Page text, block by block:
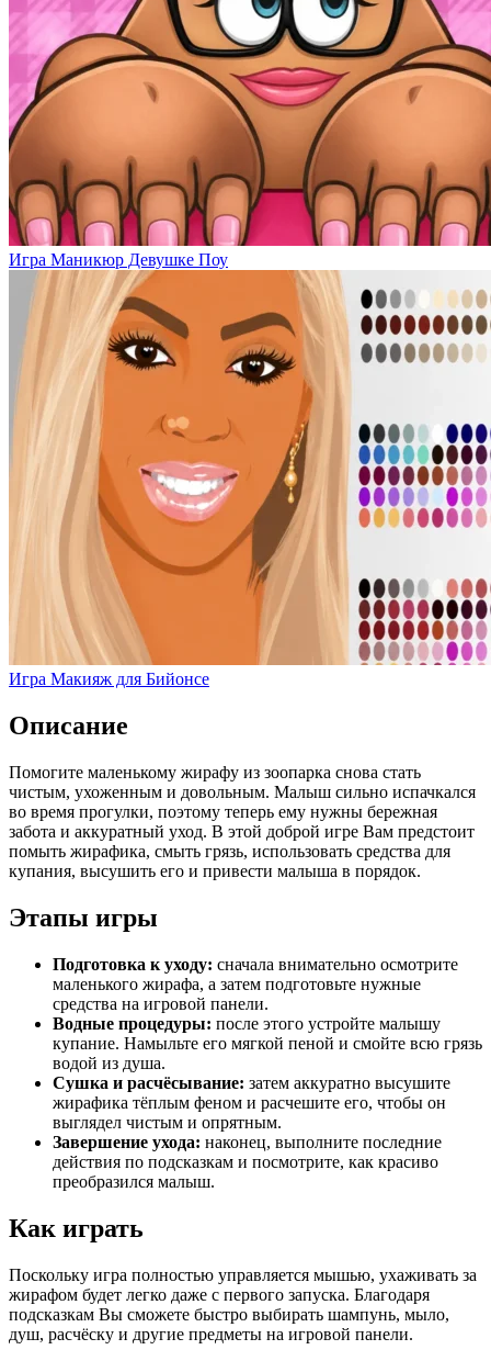
Игра Маникюр Девушке Поу
Игра Макияж для Бийонсе
Описание
Помогите маленькому жирафу из зоопарка снова стать
чистым, ухоженным и довольным. Малыш сильно испачкался
во время прогулки, поэтому теперь ему нужны бережная
забота и аккуратный уход. В этой доброй игре Вам предстоит
помыть жирафика, смыть грязь, использовать средства для
купания, высушить его и привести малыша в порядок.
Этапы игры
Подготовка к уходу: сначала внимательно осмотрите
маленького жирафа, а затем подготовьте нужные
средства на игровой панели.
Водные процедуры: после этого устройте малышу
купание. Намыльте его мягкой пеной и смойте всю грязь
водой из душа.
Сушка и расчёсывание: затем аккуратно высушите
жирафика тёплым феном и расчешите его, чтобы он
выглядел чистым и опрятным.
Завершение ухода: наконец, выполните последние
действия по подсказкам и посмотрите, как красиво
преобразился малыш.
Как играть
Поскольку игра полностью управляется мышью, ухаживать за
жирафом будет легко даже с первого запуска. Благодаря
подсказкам Вы сможете быстро выбирать шампунь, мыло,
душ, расчёску и другие предметы на игровой панели.